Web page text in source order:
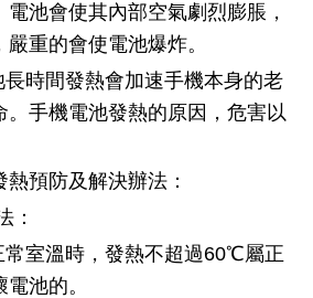
池會使其內部空氣劇烈膨脹，
重的會使電池爆炸。
間發熱會加速手機本身的老
。手機電池發熱的原因，危害以
預防及解決辦法：
室溫時，發熱不超過60℃屬正
池的。